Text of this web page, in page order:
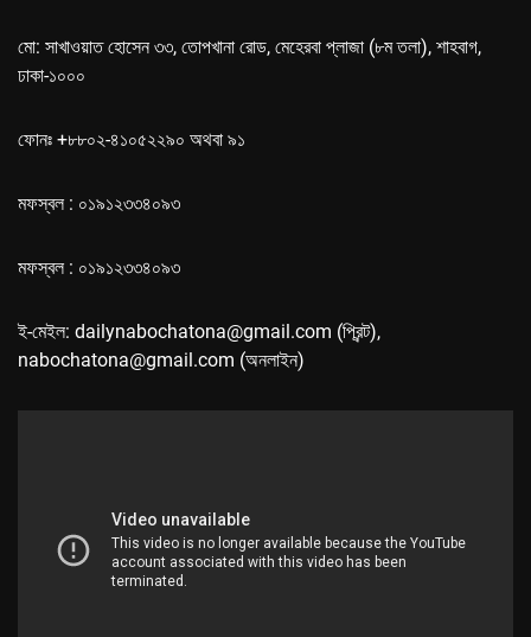
মো: সাখাওয়াত হোসেন ৩৩, তোপখানা রোড, মেহেরবা প্লাজা (৮ম তলা), শাহবাগ,
ঢাকা-১০০০
ফোনঃ +৮৮০২-৪১০৫২২৯০ অথবা ৯১
মফস্বল : ০১৯১২৩৩৪০৯৩
মফস্বল : ০১৯১২৩৩৪০৯৩
ই-মেইল: dailynabochatona@gmail.com (প্রিন্ট),
nabochatona@gmail.com (অনলাইন)